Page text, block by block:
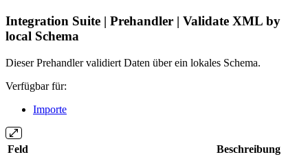
Integration Suite | Prehandler | Validate XML by
local Schema
Dieser Prehandler validiert Daten über ein lokales Schema.
Verfügbar für:
Importe
Feld Beschreibung